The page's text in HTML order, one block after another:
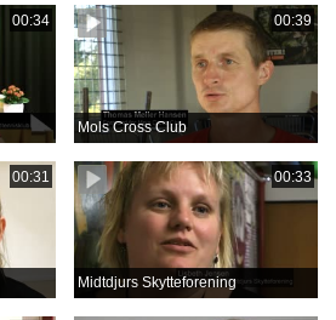
00:34 00:39
Mols Cross Club
00:31 00:33
Midtdjurs Skytteforening